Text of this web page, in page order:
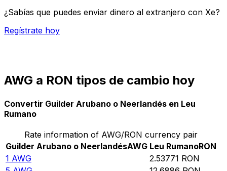
¿Sabías que puedes enviar dinero al extranjero con Xe?
Regístrate hoy
AWG a RON tipos de cambio hoy
Convertir Guilder Arubano o Neerlandés en Leu
Rumano
Rate information of AWG/RON currency pair
Guilder Arubano o NeerlandésAWG Leu RumanoRON
1 AWG 2.53771 RON